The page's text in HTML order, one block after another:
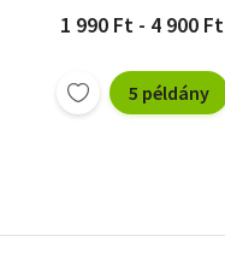
1 990 Ft - 4 900 Ft
5 példány